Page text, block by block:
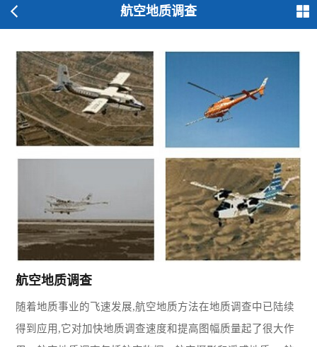
航空地质调查
航空地质调查
随着地质事业的飞速发展,航空地质方法在地质调查中已陆续
得到应用,它对加快地质调查速度和提高图幅质量起了很大作